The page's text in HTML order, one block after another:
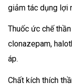
giảm tác dụng lợi
Thuốc ức chế
clonazepam,
áp.
Chất kích thích